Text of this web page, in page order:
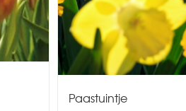
Paastuintje